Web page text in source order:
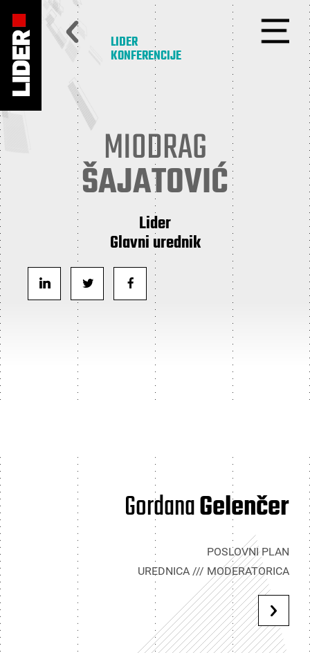
LIDER
KONFERENCIJE
MIODRAG
ŠAJATOVIĆ
Lider
Glavni urednik
GordanaGelenčer
POSLOVNI PLAN
UREDNICA /// MODERATORICA